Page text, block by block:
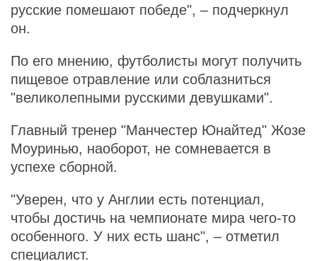
русские помешают победе", – подчеркнул
он.
По его мнению, футболисты могут получить
пищевое отравление или соблазниться
"великолепными русскими девушками".
Главный тренер "Манчестер Юнайтед" Жозе
Моуринью, наоборот, не сомневается в
успехе сборной.
"Уверен, что у Англии есть потенциал,
чтобы достичь на чемпионате мира чего-то
особенного. У них есть шанс", – отметил
специалист.